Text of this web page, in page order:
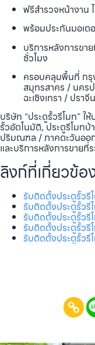
ฟรีสำรวจหน้างาน
พร้อมประกันมอเต
บริการหลังการขา
ชั่วโมง
ครอบคลุมพื้นที่ กรุ
สมุทรสาคร / นคร
ฉะเชิงเทรา / ปรา
บริษัท “ประตูรั้วรีโมท” ใ
รั้วอัตโนมัติ, ประตูรีโมท
ปริมณฑล / ภาคตะวันอ
และบริการหลังการขายที่
ลิงก์ที่เกี่ยวข้อ
รับติดตั้งประตูรั้วรี
รับติดตั้งประตูรั้วรี
รับติดตั้งประตูรั้วรี
รับติดตั้งประตูรั้วรี
รับติดตั้งประตูรั้วรี